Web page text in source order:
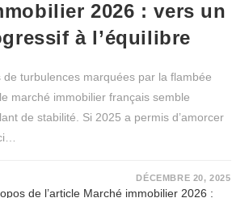
2026 : vers un
à l’équilibre
de turbulences marquées par la flambée
marché immobilier français semble
de stabilité. Si 2025 a permis d’amorcer
DÉCEMBRE 20, 2025